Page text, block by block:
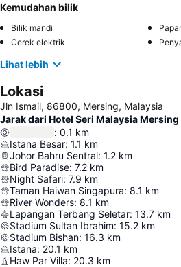
Kemudahan bilik
Bilik mandi
Cerek elektrik
Lihat lebih
Lokasi
Jln Ismail, 86800, Mersing, Malaysia
Jarak dari Hotel Seri Malaysia Mersing
: 0.1 km
Istana Besar: 1.1 km
Johor Bahru Sentral: 1.2 km
Bird Paradise: 7.2 km
Night Safari: 7.9 km
Taman Haiwan Singapura: 8.1 km
River Wonders: 8.1 km
Lapangan Terbang Seletar: 13.7 km
Stadium Sultan Ibrahim: 15.2 km
Stadium Bishan: 16.3 km
Istana: 20.1 km
Haw Par Villa: 20.3 km